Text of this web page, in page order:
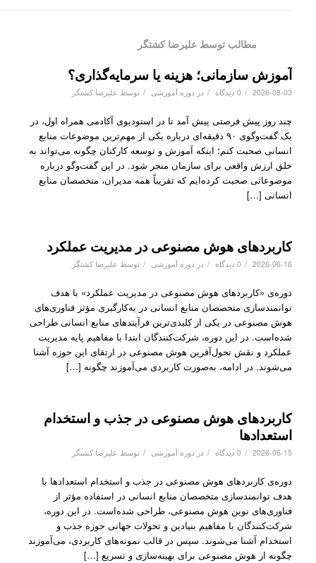
مطالب توسط علیرضا کشتگر
آموزش سازمانی؛ هزینه یا سرمایه‌گذاری؟
2026-08-03
/ 0 دیدگاه / در دوره آموزشی / توسط علیرضا کشتگر
چند روز پیش فرصتی پیش آمد تا در استودیوی آکادمی همراه اول، در
یک گفت‌وگوی ۹۰ دقیقه‌ای درباره یکی از مهم‌ترین موضوعات منابع
انسانی صحبت کنم؛ اینکه آموزش و توسعه کارکنان چگونه می‌تواند به
خلق ارزش واقعی برای سازمان منجر شود. در این گفت‌وگو درباره
موضوعاتی صحبت کرده‌ایم که تقریباً همه مدیران، متخصصان منابع
انسانی […]
کاربردهای هوش مصنوعی در مدیریت عملکرد
2026-06-16
/ 0 دیدگاه / در دوره آموزشی / توسط علیرضا کشتگر
دوره‌ی «کاربردهای هوش مصنوعی در مدیریت عملکرد» با هدف
توانمندسازی متخصصان منابع انسانی در به‌کارگیری مؤثر فناوری‌های
هوش مصنوعی در یکی از کلیدی‌ترین فرآیندهای منابع انسانی طراحی
شده‌است. در این دوره، شرکت‌کنندگان ابتدا با مفاهیم پایه مدیریت
عملکرد و نقش تحول‌آفرین هوش مصنوعی در ارتقای این حوزه آشنا
می‌شوند. در ادامه، به‌صورت کاربردی می‌آموزند چگونه […]
کاربردهای هوش مصنوعی در جذب و استخدام
استعدادها
2026-06-15
/ 0 دیدگاه / در دوره آموزشی / توسط علیرضا کشتگر
دوره‌ی کاربردهای هوش مصنوعی در جذب و استخدام استعدادها با
هدف توانمندسازی متخصصان منابع انسانی در استفاده مؤثر از
فناوری‌های نوین هوش مصنوعی، طراحی شده‌است. در این دوره،
شرکت‌کنندگان با مفاهیم بنیادین و تحولات جهانی حوزه جذب و
استخدام آشنا می‌شوند. سپس در قالب نمونه‌های کاربردی، می‌آموزند
چگونه از هوش مصنوعی برای بهینه‌سازی و تسریع […]